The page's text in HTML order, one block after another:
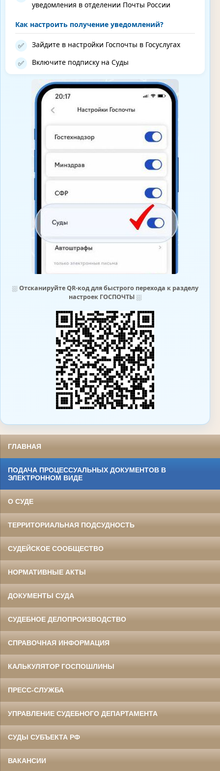
уведомления в отделении Почты России
Как настроить получение уведомлений?
✅ Зайдите в настройки Госпочты в Госуслугах
✅ Включите подписку на Суды
⛆ Отсканируйте QR-код для быстрого перехода к разделу
настроек ГОСПОЧТЫ⛆
ГЛАВНАЯ
ПОДАЧА ПРОЦЕССУАЛЬНЫХ ДОКУМЕНТОВ В
ЭЛЕКТРОННОМ ВИДЕ
О СУДЕ
ТЕРРИТОРИАЛЬНАЯ ПОДСУДНОСТЬ
СУДЕЙСКОЕ СООБЩЕСТВО
НОРМАТИВНЫЕ АКТЫ
ДОКУМЕНТЫ СУДА
СУДЕБНОЕ ДЕЛОПРОИЗВОДСТВО
СПРАВОЧНАЯ ИНФОРМАЦИЯ
КАЛЬКУЛЯТОР ГОСПОШЛИНЫ
ПРЕСС-СЛУЖБА
УПРАВЛЕНИЕ СУДЕБНОГО ДЕПАРТАМЕНТА
СУДЫ СУБЪЕКТА РФ
ВАКАНСИИ